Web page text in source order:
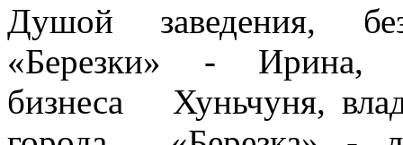
Душой заведения,
«Березки» - Ирина,
бизнеса Хуньчуня,